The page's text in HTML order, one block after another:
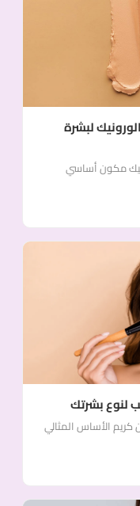
لبشرة
مكون أساسي
لنوع بشرتك
كريم الأساس المثالي